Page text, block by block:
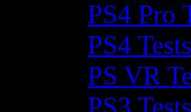
PS4 Pro
PS4 Tests
PS VR